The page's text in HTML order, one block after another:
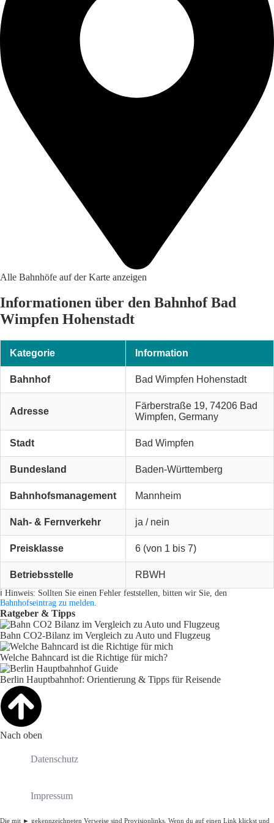
Alle Bahnhöfe auf der Karte anzeigen
Informationen über den Bahnhof Bad
Wimpfen Hohenstadt
Kategorie Information
Bahnhof Bad Wimpfen Hohenstadt
Adresse
Färberstraße 19, 74206 Bad
Wimpfen, Germany
Stadt Bad Wimpfen
Bundesland Baden-Württemberg
Bahnhofsmanagement Mannheim
Nah- & Fernverkehr ja / nein
Preisklasse 6 (von 1 bis 7)
Betriebsstelle RBWH
ℹ️ Hinweis: Sollten Sie einen Fehler feststellen, bitten wir Sie, den
Bahnhofseintrag zu melden.
Ratgeber & Tipps
Bahn CO2-Bilanz im Vergleich zu Auto und Flugzeug
Welche Bahncard ist die Richtige für mich?
Berlin Hauptbahnhof: Orientierung & Tipps für Reisende
Nach oben
Datenschutz
Impressum
Die mit ► gekennzeichneten Verweise sind Provisionlinks. Wenn du auf einen Link klickst und